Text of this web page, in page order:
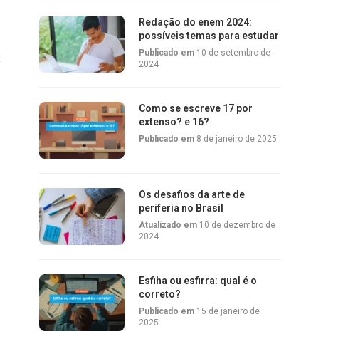
Redação do enem 2024:
possíveis temas para estudar
Publicado em 10 de setembro de
2024
Como se escreve 17 por
extenso? e 16?
Publicado em 8 de janeiro de 2025
Os desafios da arte de
periferia no Brasil
Atualizado em 10 de dezembro de
2024
Esfiha ou esfirra: qual é o
correto?
Publicado em 15 de janeiro de
2025